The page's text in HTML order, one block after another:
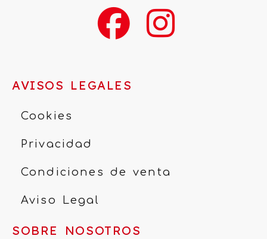
AVISOS LEGALES
Cookies
Privacidad
Condiciones de venta
Aviso Legal
SOBRE NOSOTROS